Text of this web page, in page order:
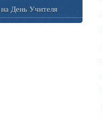
День Учителя